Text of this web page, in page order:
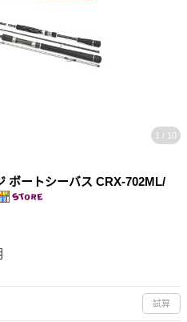
1 / 10
ボートシーバス CRX-702ML/
試算